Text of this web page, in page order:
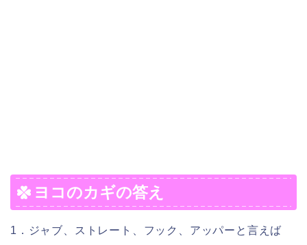
ヨコのカギの答え
1．ジャブ、ストレート、フック、アッパーと言えば